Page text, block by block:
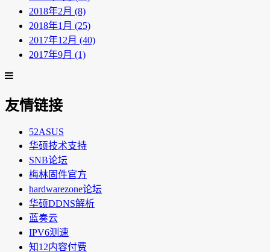
2018年2月 (8)
2018年1月 (25)
2017年12月 (40)
2017年9月 (1)
友情链接
52ASUS
华硕技术支持
SNB论坛
梅林固件官方
hardwarezone论坛
华硕DDNS解析
蓝奏云
IPV6测速
知12内容付费